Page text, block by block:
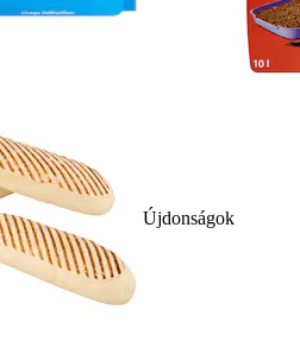
Újdonságok